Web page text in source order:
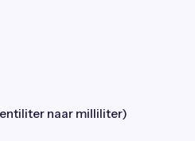
naar milliliter)